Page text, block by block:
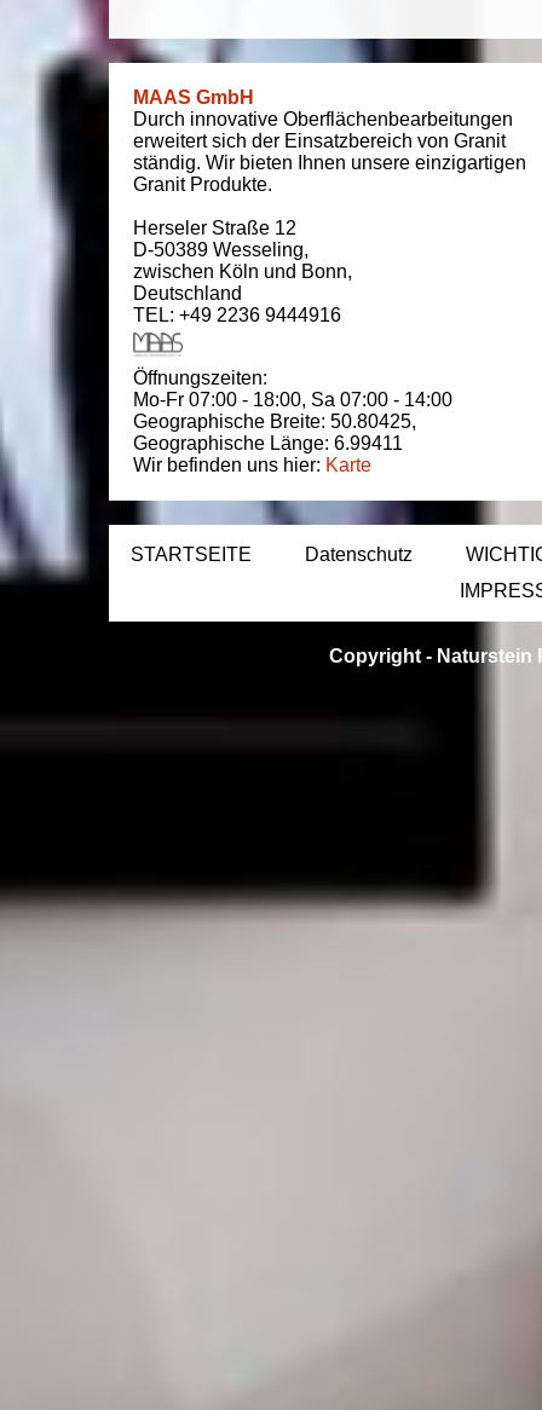
MAAS GmbH
Durch innovative Oberflächenbearbeitungen
erweitert sich der Einsatzbereich von Granit
ständig. Wir bieten Ihnen unsere einzigartigen
Granit Produkte.
Herseler Straße 12
D-50389 Wesseling,
zwischen Köln und Bonn,
Deutschland
TEL: +49 2236 9444916
Öffnungszeiten:
Mo-Fr 07:00 - 18:00, Sa 07:00 - 14:00
Geographische Breite: 50.80425,
Geographische Länge: 6.99411
Wir befinden uns hier: Karte
STARTSEITE Datenschutz
Copyright - Naturstein